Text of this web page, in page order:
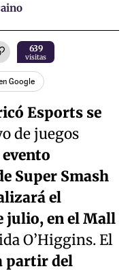
639
visitas
Google
Esports se
de juegos
evento
Super Smash
el
julio, en el Mall
O’Higgins. El
partir del